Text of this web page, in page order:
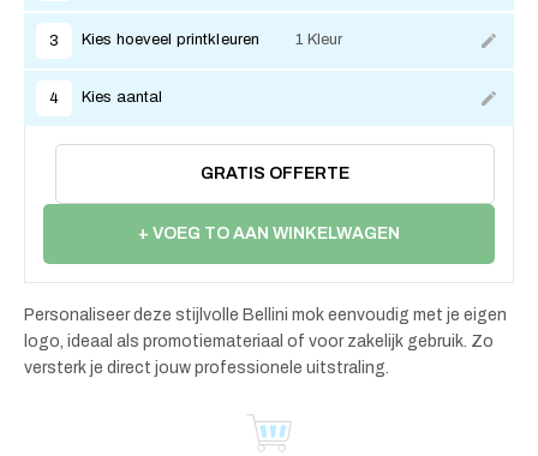
3 Kies hoeveel printkleuren 1 Kleur
4 Kies aantal
GRATIS OFFERTE
+ VOEG TO AAN WINKELWAGEN
Personaliseer deze stijlvolle Bellini mok eenvoudig met je eigen
logo, ideaal als promotiemateriaal of voor zakelijk gebruik. Zo
versterk je direct jouw professionele uitstraling.